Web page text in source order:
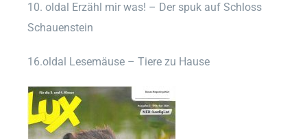
10. oldal Erzähl mir was! – Der spuk auf Schloss
Schauenstein
16.oldal Lesemäuse – Tiere zu Hause